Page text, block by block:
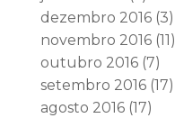
dezembro 2016(3)
novembro 2016(11)
outubro 2016(7)
setembro 2016(17)
agosto 2016(17)